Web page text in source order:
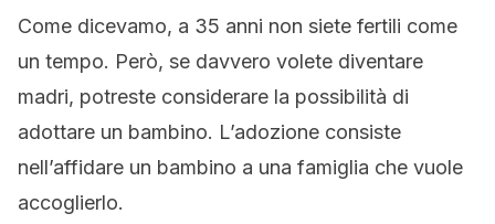
Come dicevamo, a 35 anni non siete fertili come
un tempo. Però, se davvero volete diventare
madri, potreste considerare la possibilità di
adottare un bambino. L’adozione consiste
nell’affidare un bambino a una famiglia che vuole
accoglierlo.